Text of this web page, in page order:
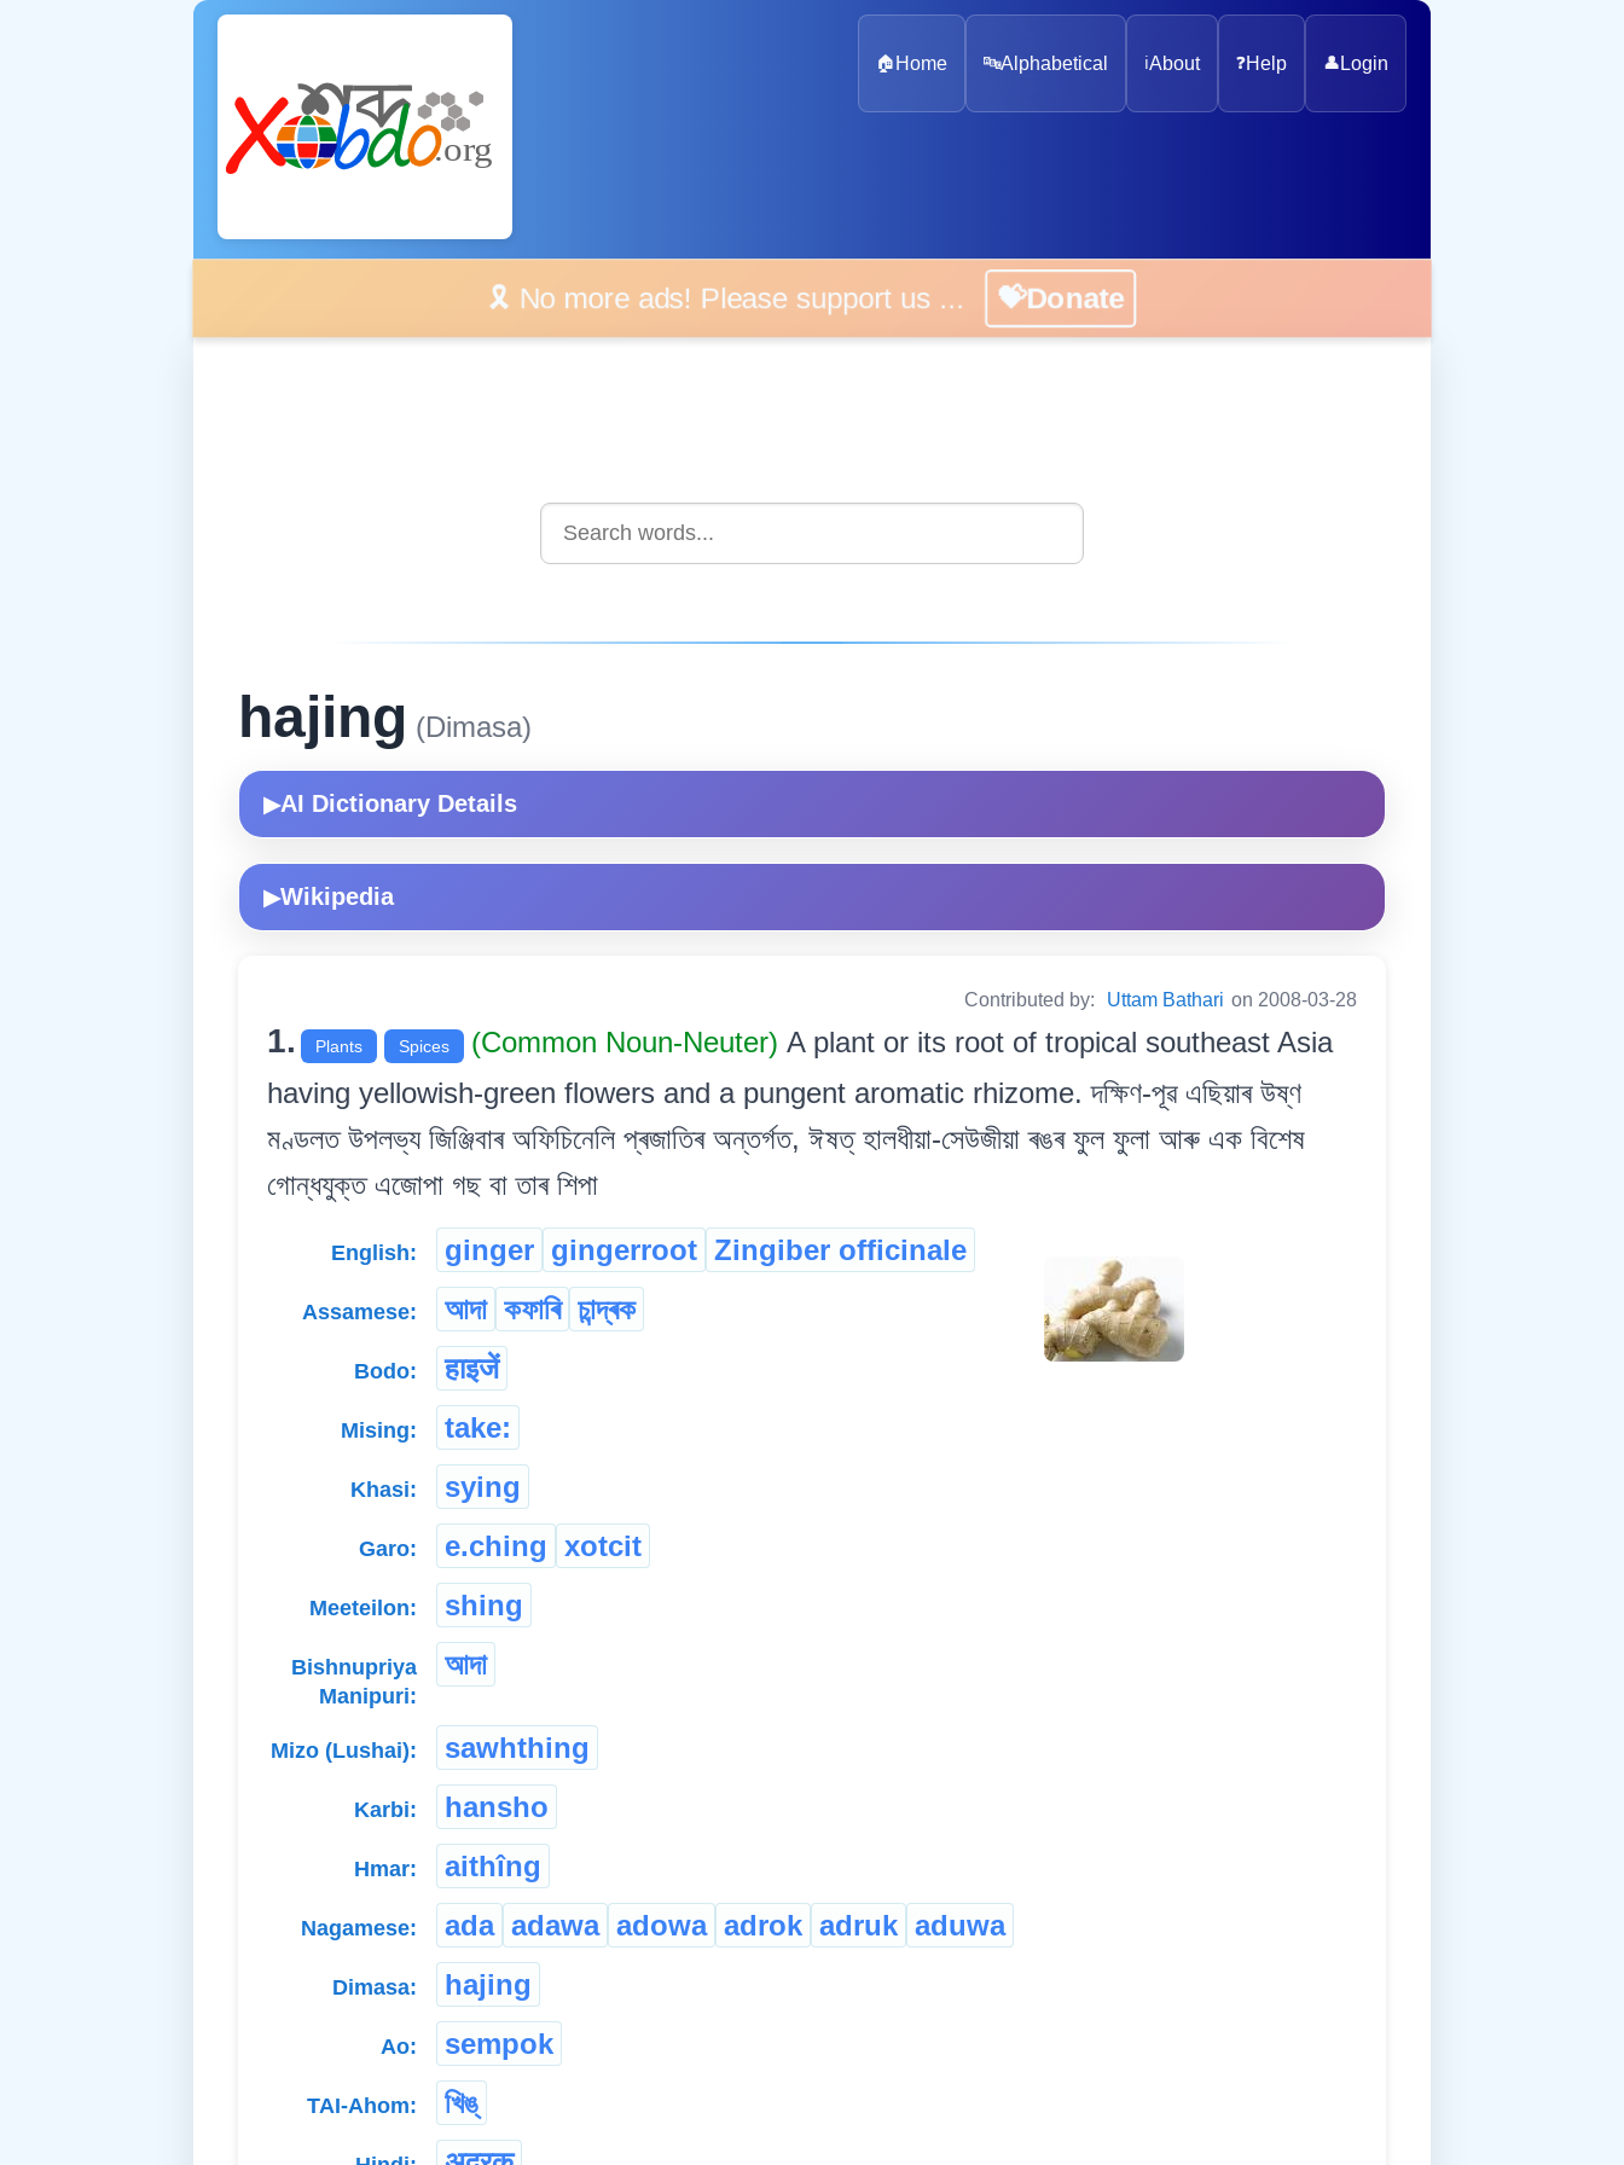
🏠 Home 🔤Alphabetical ℹ️About ❓Help 👤 Login
🎗️ No more ads! Please support us ... 💝Donate
hajing (Dimasa)
▶AI Dictionary Details
▶Wikipedia
Contributed by: Uttam Bathari on 2008-03-28
1. Plants Spices (Common Noun-Neuter) A plant or its root of tropical southeast Asia
having yellowish-green flowers and a pungent aromatic rhizome. দক্ষিণ-পূৱ এছিয়াৰ উষ্ণ
মণ্ডলত উপলভ্য জিঞ্জিবাৰ অফিচিনেলি প্ৰজাতিৰ অন্তৰ্গত, ঈষত্ হালধীয়া-সেউজীয়া ৰঙৰ ফুল ফুলা আৰু এক বিশেষ
গোন্ধযুক্ত এজোপা গছ বা তাৰ শিপা
English: ginger gingerroot Zingiber officinale
Assamese: আদা কফাৰি চান্দ্ৰক
Bodo: हाइजें
Mising: take:
Khasi: sying
Garo: e.ching xotcit
Meeteilon: shing
Bishnupriya
Manipuri:
আদা
Mizo (Lushai): sawhthing
Karbi: hansho
Hmar: aithîng
Nagamese: ada adawa adowa adrok adruk aduwa
Dimasa: hajing
Ao: sempok
TAI-Ahom: খিঙ্